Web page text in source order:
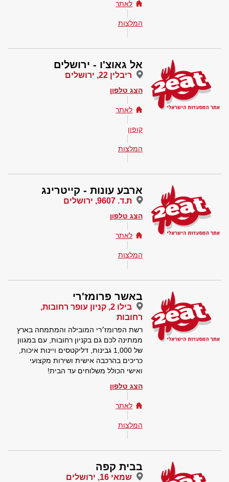
לאתר
המלצות
אל גאוצ'ו - ירושלים
ריבלין 22, ירושלים
הצג טלפון
לאתר
קופון
המלצות
ארבע עונות - קייטרינג
ת.ד. 9607, ירושלים
הצג טלפון
לאתר
המלצות
באשר פרומז'רי
בילו 2, קניון עופר רחובות,
רחובות
רשת הפרומז׳רי המובילה והמתמחה בארץ
ממתינה לכם גם בקניון רחובות, עם במגוון
של 1,000 גבינות, דליקטסים ויינות איכות,
כריכים בהרכבה אישית ושירות מקצועי
ואישי הכולל משלוחים עד הבית!
הצג טלפון
לאתר
המלצות
בבית קפה
שמאי 16, ירושלים